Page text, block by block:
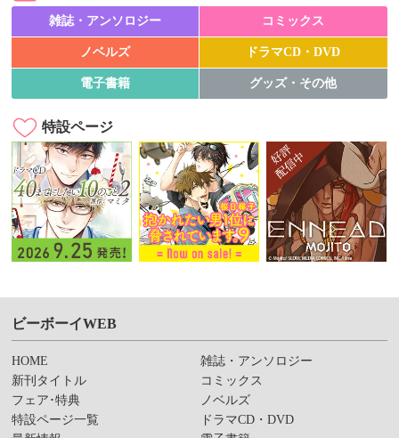
雑誌・アンソロジー コミックス
ノベルズ ドラマCD・DVD
電子書籍 グッズ・その他
特設ページ
ビーボーイWEB
HOME
新刊タイトル
フェア･特典
特設ページ一覧
雑誌・アンソロジー
コミックス
ノベルズ
ドラマCD・DVD